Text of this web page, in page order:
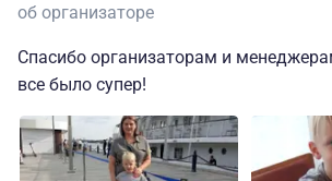
об организаторе
Спасибо организаторам и
все было супер!